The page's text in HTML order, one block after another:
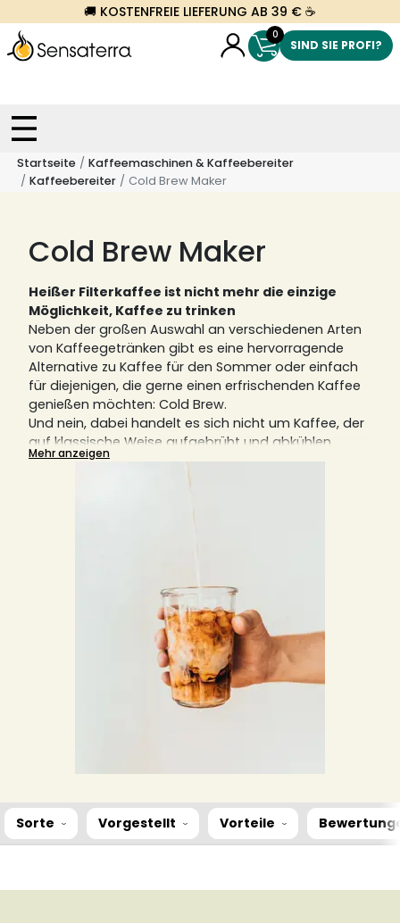
🚚 KOSTENFREIE LIEFERUNG AB 39 € ☕
0
SIND SIE PROFI?
Startseite
Kaffeemaschinen & Kaffeebereiter
Kaffeebereiter
Cold Brew Maker
Cold Brew Maker
Heißer Filterkaffee ist nicht mehr die einzige
Möglichkeit, Kaffee zu trinken
Neben der großen Auswahl an verschiedenen Arten
von Kaffeegetränken gibt es eine hervorragende
Alternative zu Kaffee für den Sommer oder einfach
für diejenigen, die gerne einen erfrischenden Kaffee
genießen möchten: Cold Brew.
Und nein, dabei handelt es sich nicht um Kaffee, der
auf klassische Weise aufgebrüht und abkühlen
gelassen wird, sondern um Kaffee, der direkt mit
kühlem Wasser aufgebrüht wird.
Extraktionszeit, die mehrere Stunden beträgt.
Kaffeebereitern, damit die Zubereitung von Cold
Brew Coffee auch optimal gelingt.
Mehr anzeigen
Sorte Vorgestellt Vorteile